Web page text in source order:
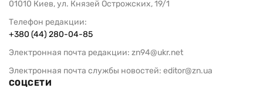
01010 Киев, ул. Князей Острожских, 19/1
Телефон редакции:
+380 (44) 280-04-85
Электронная почта редакции: zn94@ukr.net
Электронная почта службы новостей: editor@zn.ua
СОЦСЕТИ